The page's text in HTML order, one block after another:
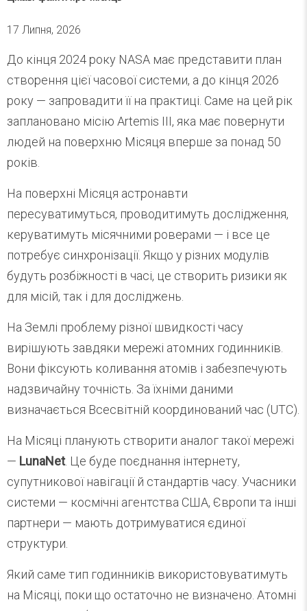
17 Липня, 2026
До кінця 2024 року NASA має представити план
створення цієї часової системи, а до кінця 2026
року — запровадити її на практиці. Саме на цей рік
заплановано місію Artemis III, яка має повернути
людей на поверхню Місяця вперше за понад 50
років.
На поверхні Місяця астронавти
пересуватимуться, проводитимуть дослідження,
керуватимуть місячними роверами — і все це
потребує синхронізації. Якщо у різних модулів
будуть розбіжності в часі, це створить ризики як
для місій, так і для досліджень.
На Землі проблему різної швидкості часу
вирішують завдяки мережі атомних годинників.
Вони фіксують коливання атомів і забезпечують
надзвичайну точність. За їхніми даними
визначається Всесвітній координований час (UTC).
На Місяці планують створити аналог такої мережі
— LunaNet. Це буде поєднання інтернету,
супутникової навігації й стандартів часу. Учасники
системи — космічні агентства США, Європи та інші
партнери — мають дотримуватися єдиної
структури.
Який саме тип годинників використовуватимуть
на Місяці, поки що остаточно не визначено. Атомні